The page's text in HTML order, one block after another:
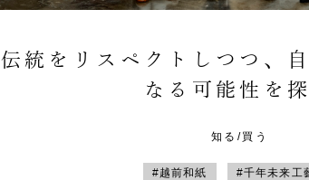
伝統をリスペクトしつつ、
なる可能性を
知る/買う
#越前和紙 #千年未来工